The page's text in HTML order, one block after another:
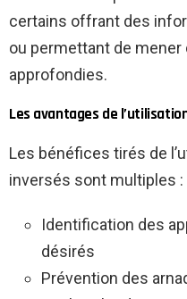
certains offrant des
ou permettant de
approfondies.
Les avantages de
Les bénéfices tirés de
inversés sont multiples :
Identification des
désirés
Prévention des